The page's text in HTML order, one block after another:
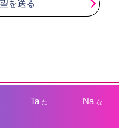
を送る
Taた Na な